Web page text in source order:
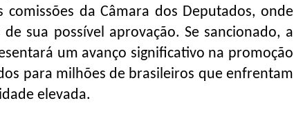
da Câmara dos Deputados, onde
sua possível aprovação. Se sancionado, a
um avanço significativo na promoção
para milhões de brasileiros que enfrentam
elevada.